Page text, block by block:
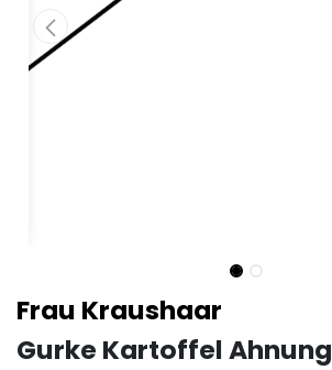
Frau Kraushaar
Gurke Kartoffel Ahnung